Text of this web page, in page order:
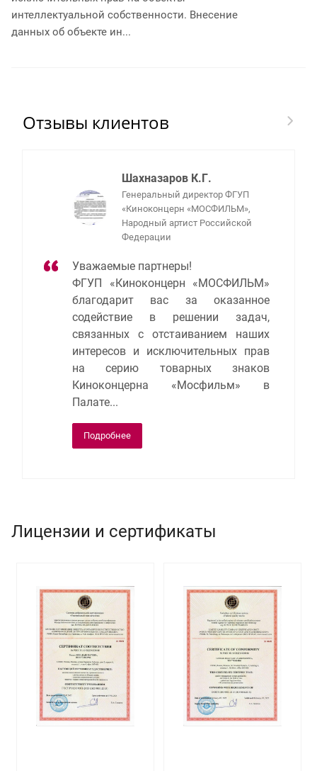
интеллектуальной собственности. Внесение
данных об объекте ин...
Отзывы клиентов
Шахназаров К.Г.
Генеральный директор ФГУП
«Киноконцерн «МОСФИЛЬМ»,
Народный артист Российской
Федерации
Уважаемые партнеры!
ФГУП «Киноконцерн «МОСФИЛЬМ»
благодарит вас за оказанное
содействие в решении задач,
связанных с отстаиванием наших
интересов и исключительных прав
на серию товарных знаков
Киноконцерна «Мосфильм» в
Палате...
Подробнее
Лицензии и сертификаты